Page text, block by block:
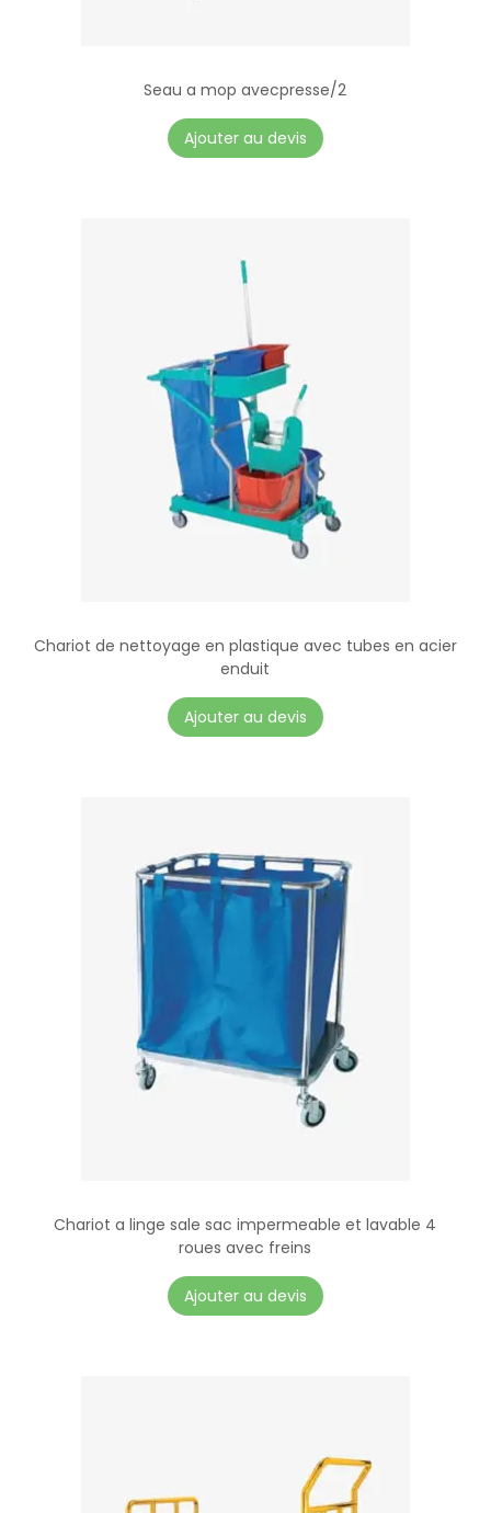
Seau a mop avecpresse/2
Ajouter au devis
Chariot de nettoyage en plastique avec tubes en acier
enduit
Ajouter au devis
Chariot a linge sale sac impermeable et lavable 4
roues avec freins
Ajouter au devis